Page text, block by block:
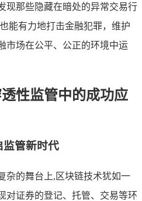
现那些隐藏在暗处的异常交易行
能有力地打击金融犯罪，维护
市场在公平、公正的环境中运
性监管中的成功应
监管新时代
杂的舞台上,区块链技术犹如一
对证券的登记、托管、交易等环